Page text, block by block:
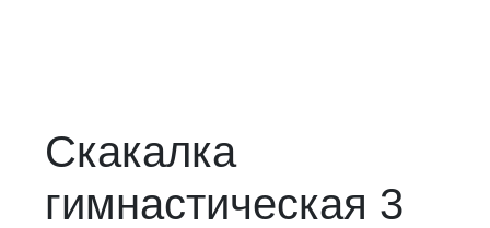
Скакалка
гимнастическая 3